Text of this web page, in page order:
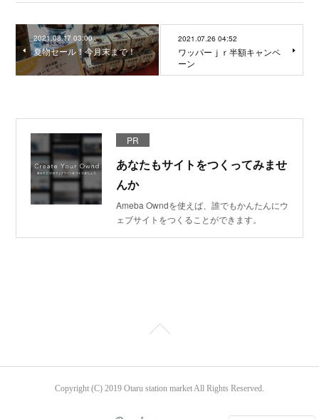
2021.08.17 03:00
夏物セール！今月末まで！
2021.07.26 04:52
ワッパーｊｒ半額キャンペ
ーン
PR
あなたもサイトをつくってみませ
んか
Ameba Owndを使えば、誰でもかんたんにウ
ェブサイトをつくることができます。
Copyright (C) 2019 Otaru station market All Rights Reserved.